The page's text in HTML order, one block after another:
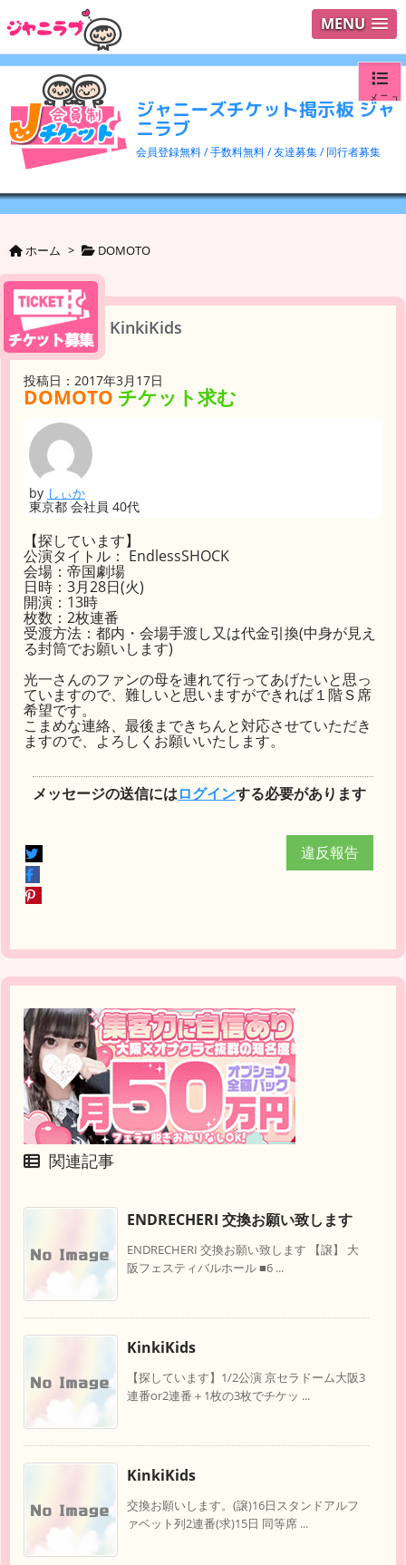
MENU
ジャニーズチケット掲示板 ジャ
ニラブ
会員登録無料 / 手数料無料 / 友達募集 / 同行者募集
メニュ
ログイ
ユーザ
ホーム > DOMOTO
KinkiKids
投稿日：2017年3月17日
DOMOTO チケット求む
by しぃか
東京都 会社員 40代
【探しています】
公演タイトル： EndlessSHOCK
会場：帝国劇場
日時：3月28日(火)
開演：13時
枚数：2枚連番
受渡方法：都内・会場手渡し又は代金引換(中身が見え
る封筒でお願いします)
光一さんのファンの母を連れて行ってあげたいと思っ
ていますので、難しいと思いますができれば１階Ｓ席
希望です。
こまめな連絡、最後まできちんと対応させていただき
ますので、よろしくお願いいたします。
メッセージの送信にはログインする必要があります
違反報告
関連記事
ENDRECHERI 交換お願い致します
ENDRECHERI 交換お願い致します 【譲】 大
阪フェスティバルホール ■6 ...
KinkiKids
【探しています】1/2公演 京セラドーム大阪3
連番or2連番＋1枚の3枚でチケッ ...
KinkiKids
交換お願いします。(譲)16日スタンドアルフ
ァベット列2連番(求)15日 同等席 ...